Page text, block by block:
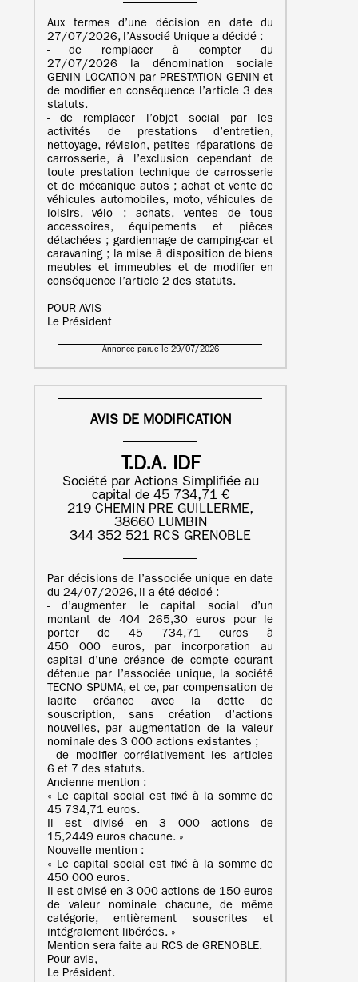
Aux termes d’une décision en date du
27/07/2026, l’Associé Unique a décidé :
- de remplacer à compter du
27/07/2026 la dénomination sociale
GENIN LOCATION par PRESTATION GENIN et
de modifier en conséquence l’article 3 des
statuts.
- de remplacer l’objet social par les
activités de prestations d’entretien,
nettoyage, révision, petites réparations de
carrosserie, à l’exclusion cependant de
toute prestation technique de carrosserie
et de mécanique autos ; achat et vente de
véhicules automobiles, moto, véhicules de
loisirs, vélo ; achats, ventes de tous
accessoires, équipements et pièces
détachées ; gardiennage de camping-car et
caravaning ; la mise à disposition de biens
meubles et immeubles et de modifier en
conséquence l’article 2 des statuts.
POUR AVIS
Le Président
Annonce parue le 29/07/2026
AVIS DE MODIFICATION
T.D.A. IDF
Société par Actions Simplifiée au
capital de 45 734,71 €
219 CHEMIN PRE GUILLERME,
38660 LUMBIN
344 352 521 RCS GRENOBLE
Par décisions de l’associée unique en date
du 24/07/2026, il a été décidé :
- d’augmenter le capital social d’un
montant de 404 265,30 euros pour le
porter de 45 734,71 euros à
450 000 euros, par incorporation au
capital d’une créance de compte courant
détenue par l’associée unique, la société
TECNO SPUMA, et ce, par compensation de
ladite créance avec la dette de
souscription, sans création d’actions
nouvelles, par augmentation de la valeur
nominale des 3 000 actions existantes ;
- de modifier corrélativement les articles
6 et 7 des statuts.
Ancienne mention :
« Le capital social est fixé à la somme de
45 734,71 euros.
Il est divisé en 3 000 actions de
15,2449 euros chacune. »
Nouvelle mention :
« Le capital social est fixé à la somme de
450 000 euros.
Il est divisé en 3 000 actions de 150 euros
de valeur nominale chacune, de même
catégorie, entièrement souscrites et
intégralement libérées. »
Mention sera faite au RCS de GRENOBLE.
Pour avis,
Le Président.